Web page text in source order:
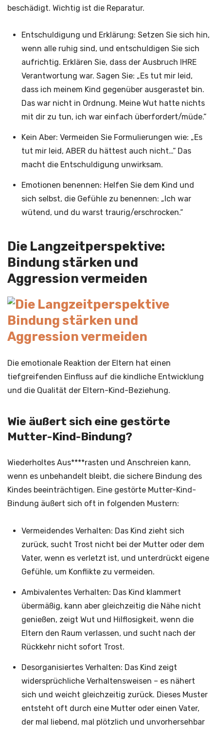
beschädigt. Wichtig ist die Reparatur.
Entschuldigung und Erklärung: Setzen Sie sich hin,
wenn alle ruhig sind, und entschuldigen Sie sich
aufrichtig. Erklären Sie, dass der Ausbruch IHRE
Verantwortung war. Sagen Sie: „Es tut mir leid,
dass ich meinem Kind gegenüber ausgerastet bin.
Das war nicht in Ordnung. Meine Wut hatte nichts
mit dir zu tun, ich war einfach überfordert/müde.“
Kein Aber: Vermeiden Sie Formulierungen wie: „Es
tut mir leid, ABER du hättest auch nicht…“ Das
macht die Entschuldigung unwirksam.
Emotionen benennen: Helfen Sie dem Kind und
sich selbst, die Gefühle zu benennen: „Ich war
wütend, und du warst traurig/erschrocken.“
Die Langzeitperspektive:
Bindung stärken und
Aggression vermeiden
Die emotionale Reaktion der Eltern hat einen
tiefgreifenden Einfluss auf die kindliche Entwicklung
und die Qualität der Eltern-Kind-Beziehung.
Wie äußert sich eine gestörte
Mutter-Kind-Bindung?
Wiederholtes Aus****rasten und Anschreien kann,
wenn es unbehandelt bleibt, die sichere Bindung des
Kindes beeinträchtigen. Eine gestörte Mutter-Kind-
Bindung äußert sich oft in folgenden Mustern:
Vermeidendes Verhalten: Das Kind zieht sich
zurück, sucht Trost nicht bei der Mutter oder dem
Vater, wenn es verletzt ist, und unterdrückt eigene
Gefühle, um Konflikte zu vermeiden.
Ambivalentes Verhalten: Das Kind klammert
übermäßig, kann aber gleichzeitig die Nähe nicht
genießen, zeigt Wut und Hilflosigkeit, wenn die
Eltern den Raum verlassen, und sucht nach der
Rückkehr nicht sofort Trost.
Desorganisiertes Verhalten: Das Kind zeigt
widersprüchliche Verhaltensweisen – es nähert
sich und weicht gleichzeitig zurück. Dieses Muster
entsteht oft durch eine Mutter oder einen Vater,
der mal liebend, mal plötzlich und unvorhersehbar